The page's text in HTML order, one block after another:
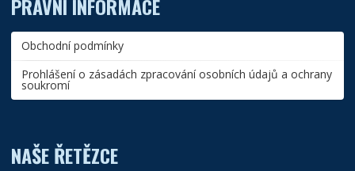
PRÁVNÍ INFORMACE
Obchodní podmínky
Prohlášení o zásadách zpracování osobních údajů a ochrany
soukromí
NAŠE ŘETĚZCE